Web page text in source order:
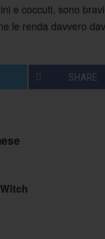
e coccuti, sono
le renda davvero
SHARE